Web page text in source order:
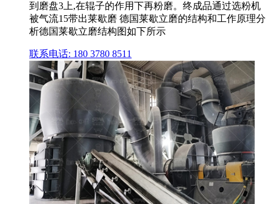
到磨盘3上,在辊子的作用下再粉磨。终成品通过选粉机
被气流15带出莱歇磨 德国莱歇立磨的结构和工作原理分
析德国莱歇立磨结构图如下所示
联系电话: 180 3780 8511